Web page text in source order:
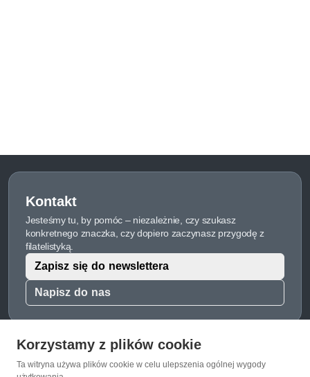
Kontakt
Jesteśmy tu, by pomóc – niezależnie, czy szukasz
konkretnego znaczka, czy dopiero zaczynasz przygodę z
filatelistyką.
Napisz do nas
Zapisz się do newslettera
O Znaczkopol.pl
Korzystamy z plików cookie
Ta witryna używa plików cookie w celu ulepszenia ogólnej wygody